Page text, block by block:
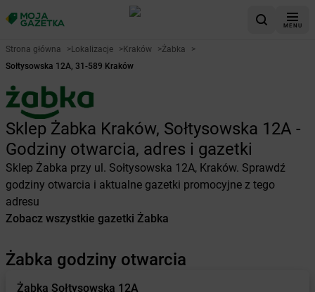
MENU
Strona główna >Lokalizacje >Kraków >Żabka
>
Sołtysowska 12A, 31-589 Kraków
Sklep Żabka Kraków, Sołtysowska 12A -
Godziny otwarcia, adres i gazetki
Sklep Żabka przy ul. Sołtysowska 12A, Kraków. Sprawdź
godziny otwarcia i aktualne gazetki promocyjne z tego
adresu
Zobacz wszystkie gazetki Żabka
Żabka godziny otwarcia
Żabka Sołtysowska 12A